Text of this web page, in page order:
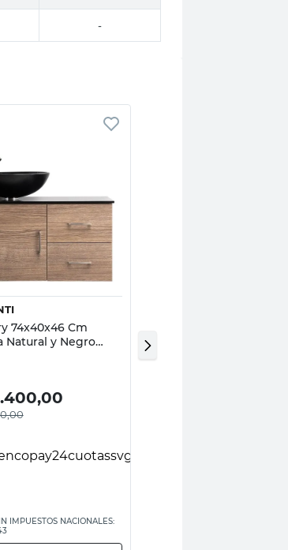
-
Vista rápida
74x40x46 Cm
Natural y Negro
IMPUESTOS NACIONALES:
Cm Vidrio Blanco Vessanti